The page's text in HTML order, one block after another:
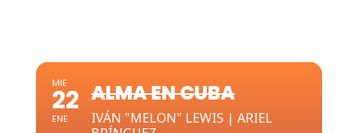
MIE
22
ENE
ALMA EN CUBA
IVÁN "MELON" LEWIS | ARIEL